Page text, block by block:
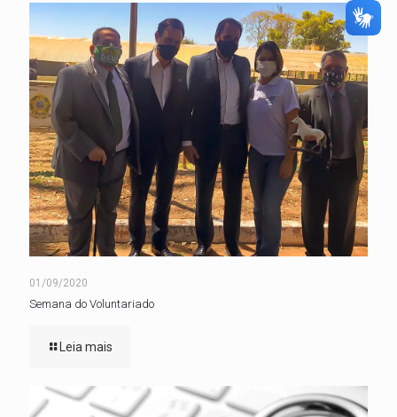
01/09/2020
Semana do Voluntariado
Leia mais